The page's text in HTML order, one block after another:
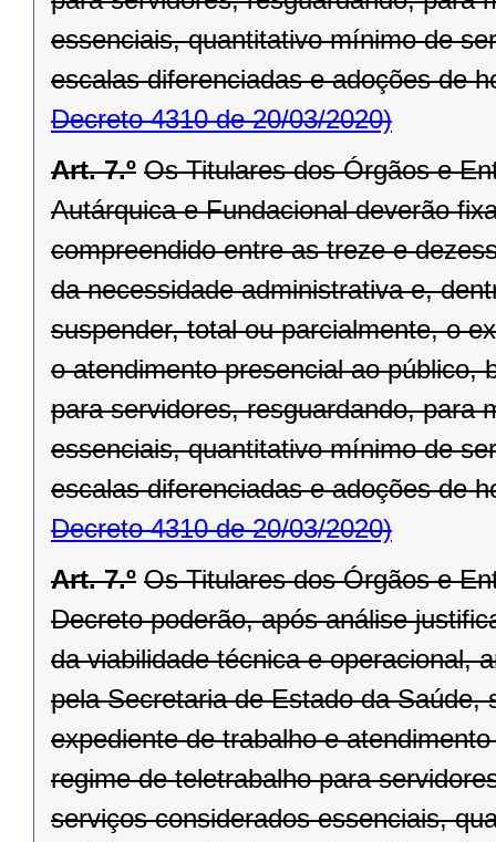
essenciais, quantitativo mínimo de
escalas diferenciadas e adoções de
Decreto 4310 de 20/03/2020)
Art. 7.º Os Titulares dos Órgãos e
Autárquica e Fundacional deverão
compreendido entre as treze e
da necessidade administrativa e,
suspender, total ou parcialmente, o
o atendimento presencial ao público,
para servidores, resguardando, para
essenciais, quantitativo mínimo de
escalas diferenciadas e adoções de
Decreto 4310 de 20/03/2020)
Art. 7.º Os Titulares dos Órgãos e
Decreto poderão, após análise
da viabilidade técnica e operacional,
pela Secretaria de Estado da
expediente de trabalho e
regime de teletrabalho para
serviços considerados essenciais,